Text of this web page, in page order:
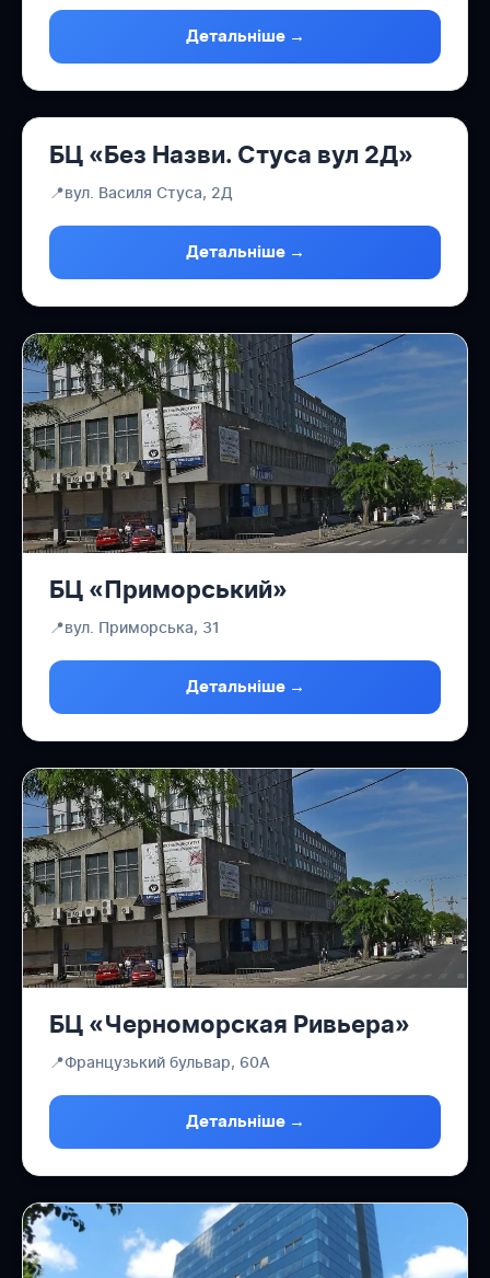
Детальніше →
БЦ «Без Назви. Стуса вул 2Д»
📍вул. Василя Стуса, 2Д
Детальніше →
БЦ «Приморський»
📍вул. Приморська, 31
Детальніше →
БЦ «Черноморская Ривьера»
📍Французький бульвар, 60А
Детальніше →